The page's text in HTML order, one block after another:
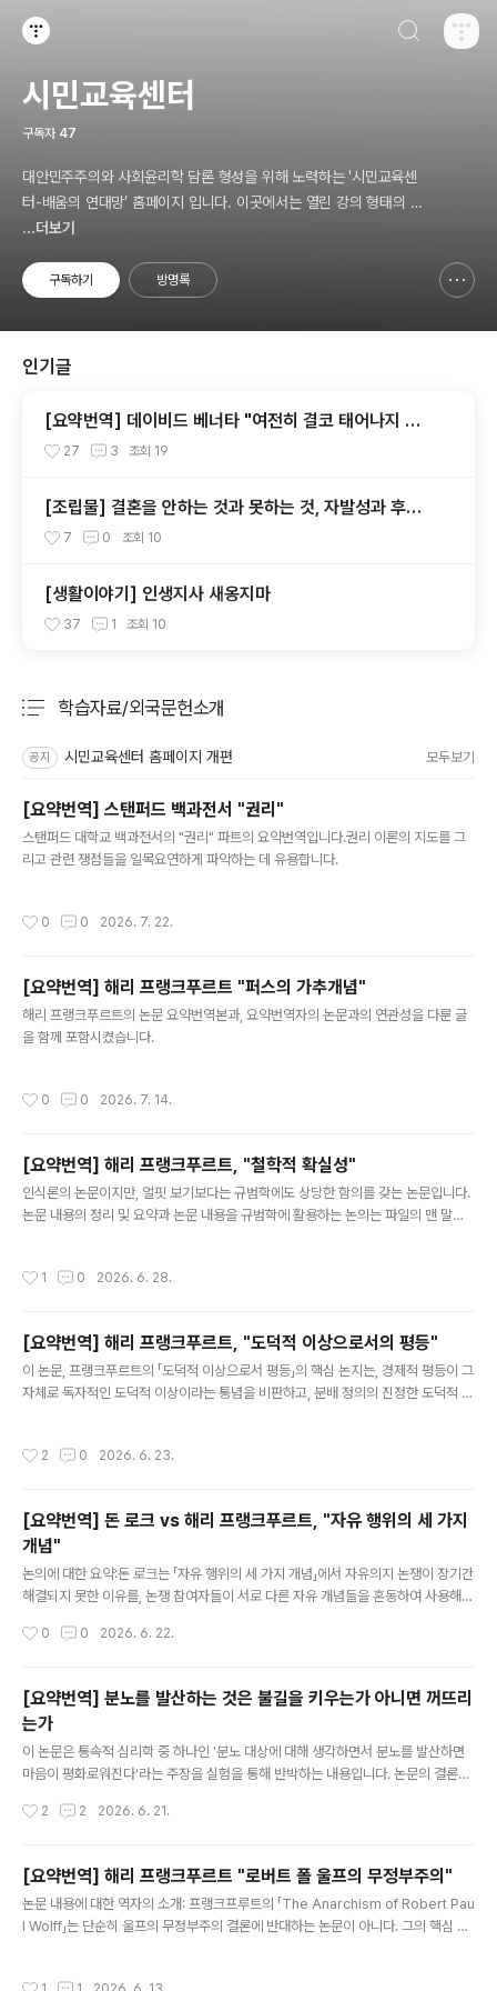
시민교육센터
구독자 47
대안민주주의와 사회윤리학 담론 형성을 위해 노력하는 '시민교육센
터-배움의 연대망’ 홈페이지 입니다. 이곳에서는 열린 강의 형태의 시
민교육을 준비하고 있습니다.
...더보기
구독하기 방명록
인기글
[요약번역] 데이비드 베너타 "여전히 결코 태어나지 않
는 것이 더 낫다: 내 비판자들에 대한 답변"
27 3 조회 19
[조립물] 결혼을 안하는 것과 못하는 것, 자발성과 후견
주의
7 0 조회 10
[생활이야기] 인생지사 새옹지마
37 1 조회 10
학습자료/외국문헌소개
공지 시민교육센터 홈페이지 개편 모두보기
[요약번역] 스탠퍼드 백과전서 "권리"
스탠퍼드 대학교 백과전서의 "권리" 파트의 요약번역입니다.권리 이론의 지도를 그
리고 관련 쟁점들을 일목요연하게 파악하는 데 유용합니다.
0 0 2026. 7. 22.
[요약번역] 해리 프랭크푸르트 "퍼스의 가추개념"
해리 프랭크푸르트의 논문 요약번역본과, 요약번역자의 논문과의 연관성을 다룬 글
을 함께 포함시켰습니다.
0 0 2026. 7. 14.
[요약번역] 해리 프랭크푸르트, "철학적 확실성"
인식론의 논문이지만, 얼핏 보기보다는 규범학에도 상당한 함의를 갖는 논문입니다.
논문 내용의 정리 및 요약과 논문 내용을 규범학에 활용하는 논의는 파일의 맨 말미
1 0 2026. 6. 28.
[요약번역] 해리 프랭크푸르트, "도덕적 이상으로서의 평등"
이 논문, 프랭크푸르트의 「도덕적 이상으로서 평등」의 핵심 논지는, 경제적 평등이 그
자체로 독자적인 도덕적 이상이라는 통념을 비판하고, 분배 정의의 진정한 도덕적 기
라, 각자가 자신의 삶을 영위하는 데 충분한 것을 소유하는 것이다. 어떤 사람이 다른
하여 필요한 수준에 미달하는가 여부이다. 따라서 평등주의가 문제 삼는 불평등은 실
제로는 대개 빈곤이나 결핍의 문제를 잘못 기술한..
2 0 2026. 6. 23.
[요약번역] 돈 로크 vs 해리 프랭크푸르트, "자유 행위의 세 가지
개념"
논의에 대한 요약:돈 로크는 「자유 행위의 세 가지 개념」에서 자유의지 논쟁이 장기간
해결되지 못한 이유를, 논쟁 참여자들이 서로 다른 자유 개념들을 혼동하여 사용해
구분될 수 있다. 첫째는 Locke적 개념으로서 자유 행위를 의욕적 행위(willing acti
박, 제약, 압박 등으로부터 자유로운 행위로 이해하는 관점이다. 셋째는 Moore적
개념으로서 자유 행위를 행위자가 실제로 다른 방식으로 행위할 수 있었던 경우의 행
위로 이해하는 관점이다.로크는 먼저 자유 행위를 의욕적 행위로 동일시하는 견해를
비판한다. 그는 단순히 자신이 원하는 대..
0 0 2026. 6. 22.
[요약번역] 분노를 발산하는 것은 불길을 키우는가 아니면 꺼뜨리
는가
이 논문은 통속적 심리학 중 하나인 '분노 대상에 대해 생각하면서 분노를 발산하면
마음이 평화로워진다'라는 주장을 실험을 통해 반박하는 내용입니다. 논문의 결론부
라서 이후의 공격성을 감소시켜야 한다고 예측한다. 그러나 본 연구의 발견들은, 그
하여 사람들에게 줄 수 있는 최악의 조언은, 그들이 베개나 샌드백을 세게 두들기는
동안 자신을 도발한 사람의 얼굴을 그 위에 상상하라고 말하는 것이다. 그런데 바로
이것이 많은 대중심리학자들이 사람들에게 ..
2 2 2026. 6. 21.
[요약번역] 해리 프랭크푸르트 "로버트 폴 울프의 무정부주의"
논문 내용에 대한 역자의 소개: 프랭크프루트의 「The Anarchism of Robert Pau
l Wolff」는 단순히 울프의 무정부주의 결론에 반대하는 논문이 아니다. 그의 핵심 목